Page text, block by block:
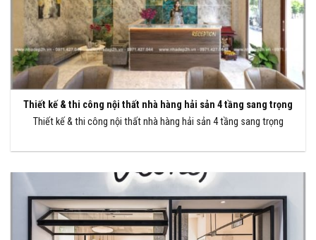
Thiết kế & thi công nội thất nhà hàng hải sản 4 tầng sang trọng
Thiết kế & thi công nội thất nhà hàng hải sản 4 tầng sang trọng